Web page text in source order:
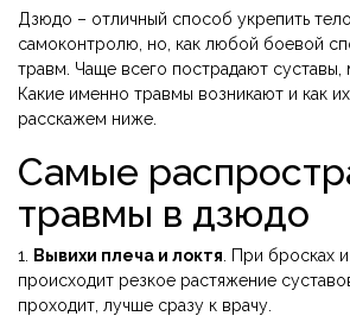
Дзюдо – отличный способ укрепить
самоконтролю, но, как любой боевой
травм. Чаще всего пострадают суставы,
Какие именно травмы возникают и как
расскажем ниже.
Самые
травмы в дзюдо
1. Вывихи плеча и локтя . При бросках
происходит резкое растяжение
проходит, лучше сразу к врачу.